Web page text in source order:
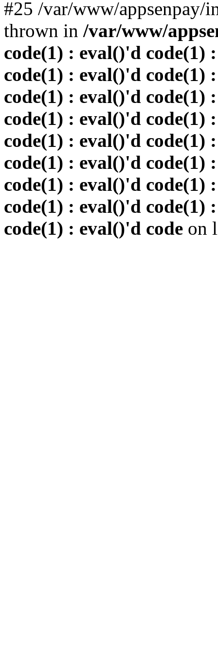
#25 /var/www/
thrown in /var/www/
code(1) : eval()'d code(1)
code(1) : eval()'d code(1)
code(1) : eval()'d code(1)
code(1) : eval()'d code(1)
code(1) : eval()'d code(1)
code(1) : eval()'d code(1)
code(1) : eval()'d code(1)
code(1) : eval()'d code(1)
code(1) : eval()'d code on